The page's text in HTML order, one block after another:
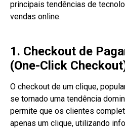
principais tendências de
vendas online.
1. Checkout de
(One-Click
O checkout de um clique,
se tornado uma tendência
permite que os clientes
apenas um clique, utilizando